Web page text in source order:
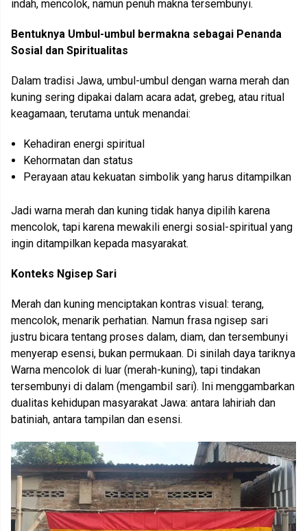
indah, mencolok, namun penuh makna tersembunyi.
Bentuknya Umbul-umbul bermakna sebagai Penanda
Sosial dan Spiritualitas
Dalam tradisi Jawa, umbul-umbul dengan warna merah dan
kuning sering dipakai dalam acara adat, grebeg, atau ritual
keagamaan, terutama untuk menandai:
Kehadiran energi spiritual
Kehormatan dan status
Perayaan atau kekuatan simbolik yang harus ditampilkan
Jadi warna merah dan kuning tidak hanya dipilih karena
mencolok, tapi karena mewakili energi sosial-spiritual yang
ingin ditampilkan kepada masyarakat.
Konteks Ngisep Sari
Merah dan kuning menciptakan kontras visual: terang,
mencolok, menarik perhatian. Namun frasa ngisep sari
justru bicara tentang proses dalam, diam, dan tersembunyi
menyerap esensi, bukan permukaan. Di sinilah daya tariknya
Warna mencolok di luar (merah-kuning), tapi tindakan
tersembunyi di dalam (mengambil sari). Ini menggambarkan
dualitas kehidupan masyarakat Jawa: antara lahiriah dan
batiniah, antara tampilan dan esensi.